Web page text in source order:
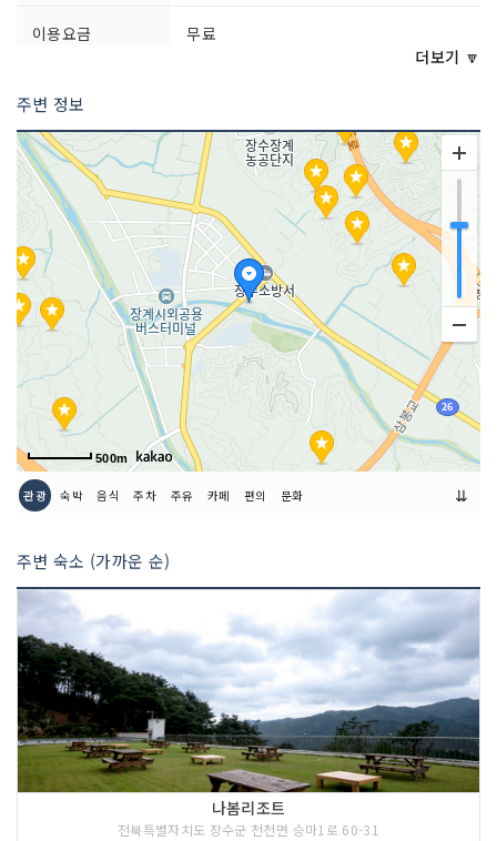
이용요금 무료
※ 관람종료 1시간 전까지 입장 마감
더보기 🔽
주변 정보
500m
관광 숙박 음식 주차 주유 카페 편의 문화 ⇊
주변 숙소 (가까운 순)
나봄리조트
전북특별자치도 장수군 천천면 승마1로 60-31